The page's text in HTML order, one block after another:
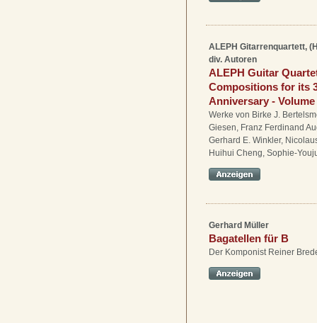
ALEPH Gitarrenquartett,
div. Autoren
ALEPH Guitar
Compositions for its
Anniversary - Volume
Werke von Birke J.
Giesen, Franz Ferdinand
Gerhard E. Winkler,
Huihui Cheng, Sophie-
Gerhard Müller
Bagatellen für B
Der Komponist Reiner